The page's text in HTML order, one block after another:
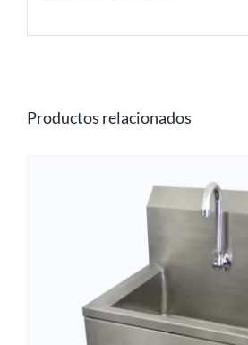
Productos relacionados